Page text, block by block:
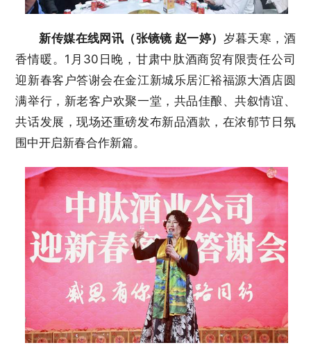
新传媒在线网讯（张镜镜 赵一婷） 岁暮天寒，酒
香情暖。1月30日晚，甘肃中肽酒商贸有限责任公司
迎新春客户答谢会在金江新城乐居汇裕福源大酒店圆
满举行，新老客户欢聚一堂，共品佳酿、共叙情谊、
共话发展，现场还重磅发布新品酒款，在浓郁节日氛
围中开启新春合作新篇。